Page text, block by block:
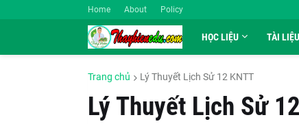
Home About Policy
HỌC LIỆU TÀI
Trang chủ Lý Thuyết Lịch Sử 12 KNTT
Lý Thuyết Lịch Sử